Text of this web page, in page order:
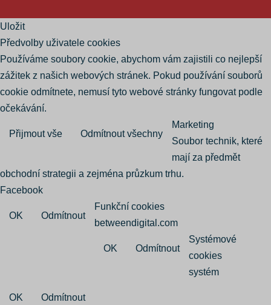
Uložit
Předvolby uživatele cookies
Používáme soubory cookie, abychom vám zajistili co nejlepší
zážitek z našich webových stránek. Pokud používání souborů
cookie odmítnete, nemusí tyto webové stránky fungovat podle
očekávání.
Přijmout vše Odmítnout všechny
Marketing
Soubor technik, které
mají za předmět
obchodní strategii a zejména průzkum trhu.
Facebook
OK Odmítnout
Funkční cookies
betweendigital.com
OK Odmítnout
Systémové
cookies
systém
OK Odmítnout